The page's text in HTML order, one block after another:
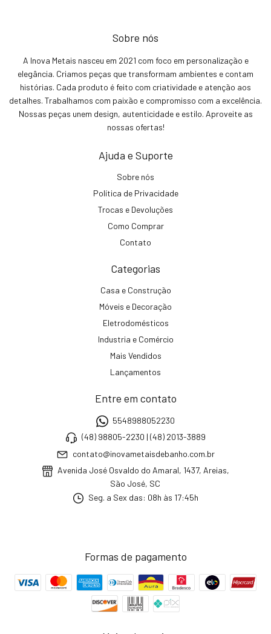
Sobre nós
A Inova Metais nasceu em 2021 com foco em personalização e
elegância. Criamos peças que transformam ambientes e contam
histórias. Cada produto é feito com criatividade e atenção aos
detalhes. Trabalhamos com paixão e compromisso com a excelência.
Nossas peças unem design, autenticidade e estilo. Aproveite as
nossas ofertas!
Ajuda e Suporte
Sobre nós
Política de Privacidade
Trocas e Devoluções
Como Comprar
Contato
Categorias
Casa e Construção
Móveis e Decoração
Eletrodomésticos
Industria e Comércio
Mais Vendidos
Lançamentos
Entre em contato
5548988052230
(48) 98805-2230 | (48) 2013-3889
contato@inovametaisdebanho.com.br
Avenida José Osvaldo do Amaral, 1437, Areias,
São José, SC
Seg. a Sex das: 08h às 17:45h
Formas de pagamento